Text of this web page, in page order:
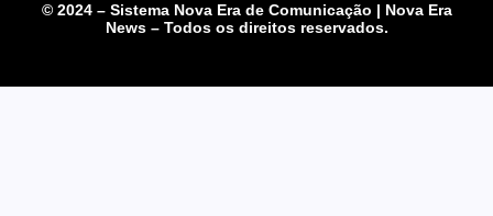
© 2024 – Sistema Nova Era de Comunicação | Nova Era
News – Todos os direitos reservados.